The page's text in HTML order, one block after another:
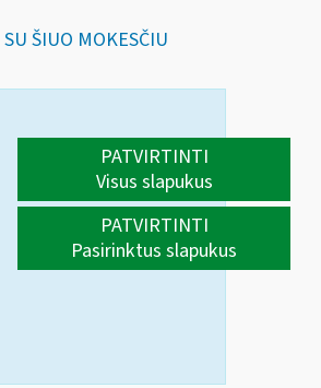
ŠIUO MOKESČIU
PATVIRTINTI
Visus slapukus
PATVIRTINTI
Pasirinktus slapukus